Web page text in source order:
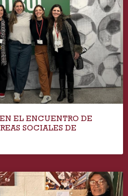
EL ENCUENTRO DE
SOCIALES DE